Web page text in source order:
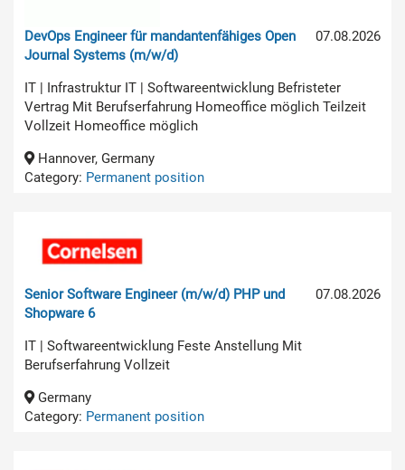
07.08.2026
DevOps Engineer für mandantenfähiges Open
Journal Systems (m/w/d)
IT | Infrastruktur IT | Softwareentwicklung Befristeter
Vertrag Mit Berufserfahrung Homeoffice möglich Teilzeit
Vollzeit Homeoffice möglich
Hannover, Germany
Category: Permanent position
07.08.2026
Senior Software Engineer (m/w/d) PHP und
Shopware 6
IT | Softwareentwicklung Feste Anstellung Mit
Berufserfahrung Vollzeit
Germany
Category: Permanent position